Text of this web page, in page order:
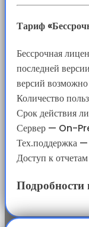
Тариф
Бессрочная
последней
версий
Количество
Срок действия
Сервер — On-
Тех.поддержка —
Доступ к отчетам
Подробности